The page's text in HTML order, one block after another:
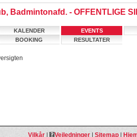
Badmintonafd. - OFFENTLIGE
KALENDER
EVENTS
BOOKING RESULTATER
Vilkår| Vejledninger| Sitemap|